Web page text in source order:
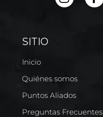
SITIO
Inicio
Quiénes somos
Puntos Aliados
Preguntas Frecuentes